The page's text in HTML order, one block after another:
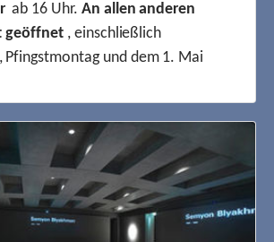
ab 16 Uhr. An allen anderen
geöffnet, einschließlich
Pfingstmontag und dem 1. Mai